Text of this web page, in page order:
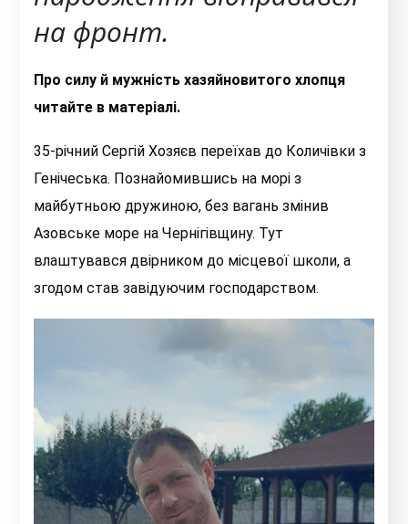
на фронт.
Про силу й мужність хазяйновитого хлопця
читайте в матеріалі.
35-річний Сергій Хозяєв переїхав до Количівки з
Генічеська. Познайомившись на морі з
майбутньою дружиною, без вагань змінив
Азовське море на Чернігівщину. Тут
влаштувався двірником до місцевої школи, а
згодом став завідуючим господарством.